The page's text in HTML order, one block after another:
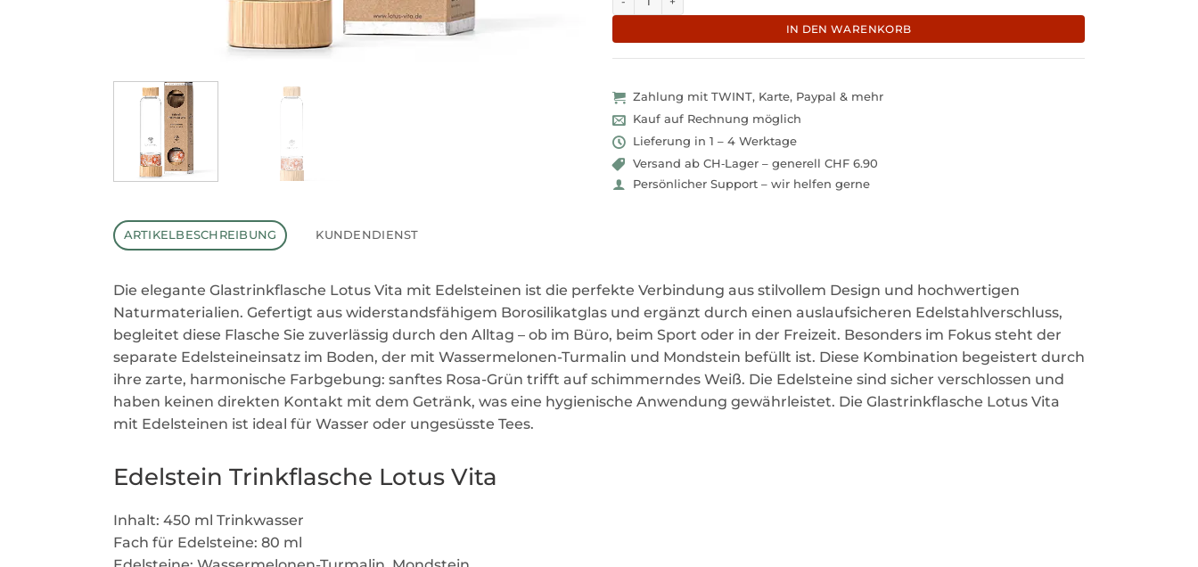
IN DEN WARENKORB
Zahlung mit TWINT, Karte, Paypal & mehr
Kauf auf Rechnung möglich
Lieferung in 1 – 4 Werktage
Versand ab CH‑Lager – generell CHF 6.90
Persönlicher Support – wir helfen gerne
ARTIKELBESCHREIBUNG KUNDENDIENST
Die elegante Glastrinkflasche Lotus Vita mit Edelsteinen ist die perfekte Verbindung aus stilvollem Design und hochwertigen
Naturmaterialien. Gefertigt aus widerstandsfähigem Borosilikatglas und ergänzt durch einen auslaufsicheren Edelstahlverschluss,
begleitet diese Flasche Sie zuverlässig durch den Alltag – ob im Büro, beim Sport oder in der Freizeit. Besonders im Fokus steht der
separate Edelsteineinsatz im Boden, der mit Wassermelonen-Turmalin und Mondstein befüllt ist. Diese Kombination begeistert durch
ihre zarte, harmonische Farbgebung: sanftes Rosa-Grün trifft auf schimmerndes Weiß. Die Edelsteine sind sicher verschlossen und
haben keinen direkten Kontakt mit dem Getränk, was eine hygienische Anwendung gewährleistet. Die Glastrinkflasche Lotus Vita
mit Edelsteinen ist ideal für Wasser oder ungesüsste Tees.
Edelstein Trinkflasche Lotus Vita
Inhalt: 450 ml Trinkwasser
Fach für Edelsteine: 80 ml